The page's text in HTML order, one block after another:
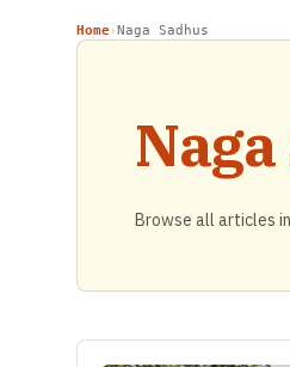
Home› Naga Sadhus
Browse all articles